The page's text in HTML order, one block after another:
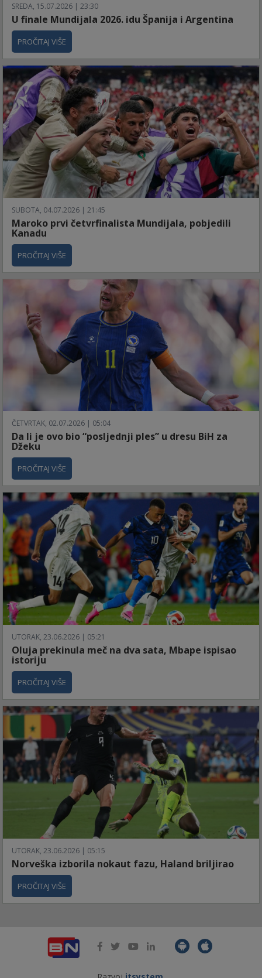
SREDA, 15.07.2026 | 23:30
U finale Mundijala 2026. idu Španija i Argentina
PROČITAJ VIŠE
SUBOTA, 04.07.2026 | 21:45
Maroko prvi četvrfinalista Mundijala, pobjedili
Kanadu
PROČITAJ VIŠE
ČETVRTAK, 02.07.2026 | 05:04
Da li je ovo bio “posljednji ples” u dresu BiH za
Džeku
PROČITAJ VIŠE
UTORAK, 23.06.2026 | 05:21
Oluja prekinula meč na dva sata, Mbape ispisao
istoriju
PROČITAJ VIŠE
UTORAK, 23.06.2026 | 05:15
Norveška izborila nokaut fazu, Haland briljirao
PROČITAJ VIŠE